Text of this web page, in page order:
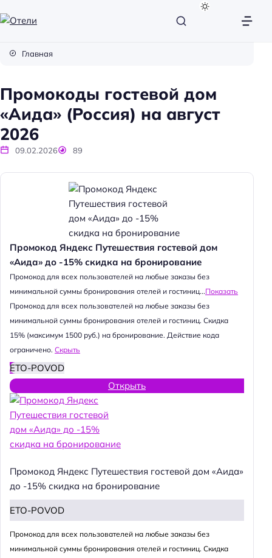
и
Главная
Промокоды гостевой дом
«Аида» (Россия) на август
2026
09.02.2026 89
Промокод Яндекс Путешествия гостевой дом
«Аида» до -15% скидка на бронирование
Промокод для всех пользователей на любые заказы без
минимальной суммы бронирования отелей и гостиниц...Показать
Промокод для всех пользователей на любые заказы без
минимальной суммы бронирования отелей и гостиниц. Скидка
15% (максимум 1500 руб.) на бронирование. Действие кода
ограничено. Скрыть
ETO-POVOD
Открыть
Промокод Яндекс Путешествия гостевой дом «Аида»
до -15% скидка на бронирование
ETO-POVOD
Промокод для всех пользователей на любые заказы без
минимальной суммы бронирования отелей и гостиниц. Скидка